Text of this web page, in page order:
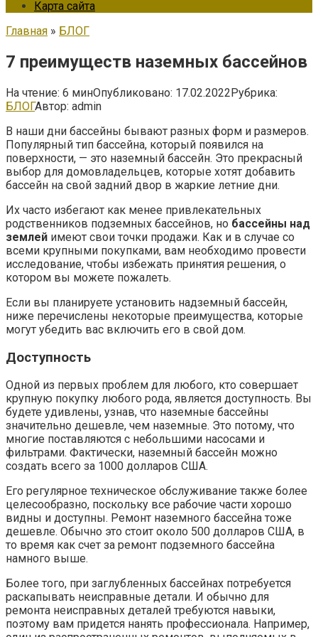
Карта сайта
Главная » БЛОГ
7 преимуществ наземных бассейнов
На чтение: 6 минОпубликовано: 17.02.2022Рубрика:
БЛОГАвтор: admin
В наши дни бассейны бывают разных форм и размеров.
Популярный тип бассейна, который появился на
поверхности, — это наземный бассейн. Это прекрасный
выбор для домовладельцев, которые хотят добавить
бассейн на свой задний двор в жаркие летние дни.
Их часто избегают как менее привлекательных
родственников подземных бассейнов, но бассейны над
землей имеют свои точки продажи. Как и в случае со
всеми крупными покупками, вам необходимо провести
исследование, чтобы избежать принятия решения, о
котором вы можете пожалеть.
Если вы планируете установить надземный бассейн,
ниже перечислены некоторые преимущества, которые
могут убедить вас включить его в свой дом.
Доступность
Одной из первых проблем для любого, кто совершает
крупную покупку любого рода, является доступность. Вы
будете удивлены, узнав, что наземные бассейны
значительно дешевле, чем наземные. Это потому, что
многие поставляются с небольшими насосами и
фильтрами. Фактически, наземный бассейн можно
создать всего за 1000 долларов США.
Его регулярное техническое обслуживание также более
целесообразно, поскольку все рабочие части хорошо
видны и доступны. Ремонт наземного бассейна тоже
дешевле. Обычно это стоит около 500 долларов США, в
то время как счет за ремонт подземного бассейна
намного выше.
Более того, при заглубленных бассейнах потребуется
раскапывать неисправные детали. И обычно для
ремонта неисправных деталей требуются навыки,
поэтому вам придется нанять профессионала. Например,